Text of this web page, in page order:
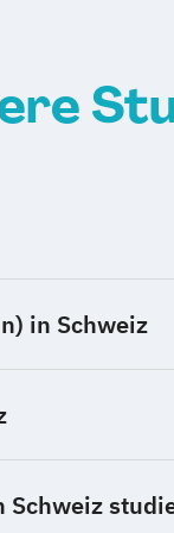
in Schweiz
Schweiz